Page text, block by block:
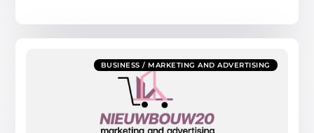
BUSINESS / MARKETING AND ADVERTISING